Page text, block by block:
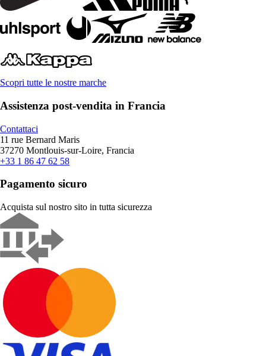
Scopri tutte le nostre marche
Assistenza post-vendita in Francia
Contattaci
11 rue Bernard Maris
37270 Montlouis-sur-Loire, Francia
+33 1 86 47 62 58
Pagamento sicuro
Acquista sul nostro sito in tutta sicurezza